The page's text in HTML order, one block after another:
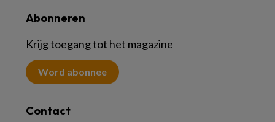
Abonneren
Krijg toegang tot het magazine
Word abonnee
Contact